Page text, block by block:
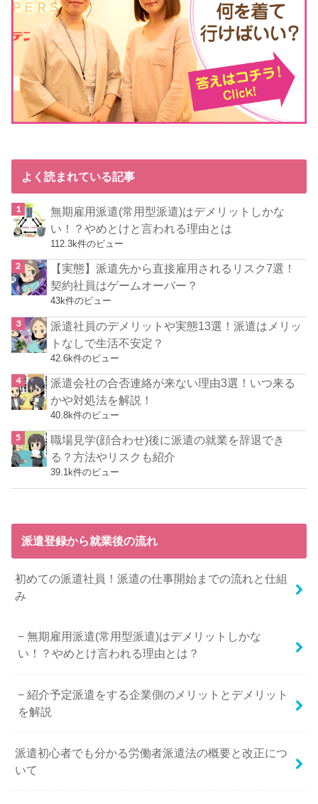
よく読まれている記事
無期雇用派遣(常用型派遣)はデメリットしかな
い！？やめとけと言われる理由とは
112.3k件のビュー
【実態】派遣先から直接雇用されるリスク7選！
契約社員はゲームオーバー？
43k件のビュー
派遣社員のデメリットや実態13選！派遣はメリッ
トなしで生活不安定？
42.6k件のビュー
派遣会社の合否連絡が来ない理由3選！いつ来る
かや対処法を解説！
40.8k件のビュー
職場見学(顔合わせ)後に派遣の就業を辞退でき
る？方法やリスクも紹介
39.1k件のビュー
派遣登録から就業後の流れ
初めての派遣社員！派遣の仕事開始までの流れと仕組
み
無期雇用派遣(常用型派遣)はデメリットしかな
い！？やめとけ言われる理由とは？
紹介予定派遣をする企業側のメリットとデメリット
を解説
派遣初心者でも分かる労働者派遣法の概要と改正につ
いて